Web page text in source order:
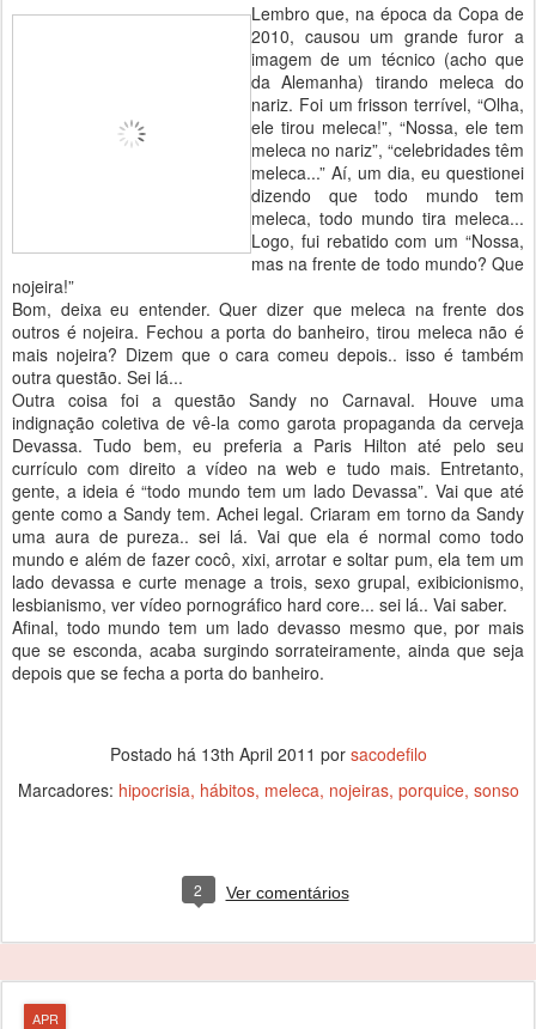
Lembro que, na época da Copa de
2010, causou um grande furor a
imagem de um técnico (acho que
da Alemanha) tirando meleca do
nariz. Foi um frisson terrível, “Olha,
ele tirou meleca!”, “Nossa, ele tem
meleca no nariz”, “celebridades têm
meleca...” Aí, um dia, eu questionei
dizendo que todo mundo tem
meleca, todo mundo tira meleca...
Logo, fui rebatido com um “Nossa,
mas na frente de todo mundo? Que
nojeira!”
Bom, deixa eu entender. Quer dizer que meleca na frente dos
outros é nojeira. Fechou a porta do banheiro, tirou meleca não é
mais nojeira? Dizem que o cara comeu depois.. isso é também
outra questão. Sei lá...
Outra coisa foi a questão Sandy no Carnaval. Houve uma
indignação coletiva de vê-la como garota propaganda da cerveja
Devassa. Tudo bem, eu preferia a Paris Hilton até pelo seu
currículo com direito a vídeo na web e tudo mais. Entretanto,
gente, a ideia é “todo mundo tem um lado Devassa”. Vai que até
gente como a Sandy tem. Achei legal. Criaram em torno da Sandy
uma aura de pureza.. sei lá. Vai que ela é normal como todo
mundo e além de fazer cocô, xixi, arrotar e soltar pum, ela tem um
lado devassa e curte menage a trois, sexo grupal, exibicionismo,
lesbianismo, ver vídeo pornográfico hard core... sei lá.. Vai saber.
Afinal, todo mundo tem um lado devasso mesmo que, por mais
que se esconda, acaba surgindo sorrateiramente, ainda que seja
depois que se fecha a porta do banheiro.
Postado há 13th April 2011 por sacodefilo
Marcadores: hipocrisia hábitos meleca nojeiras porquice sonso
2 Ver comentários
APR